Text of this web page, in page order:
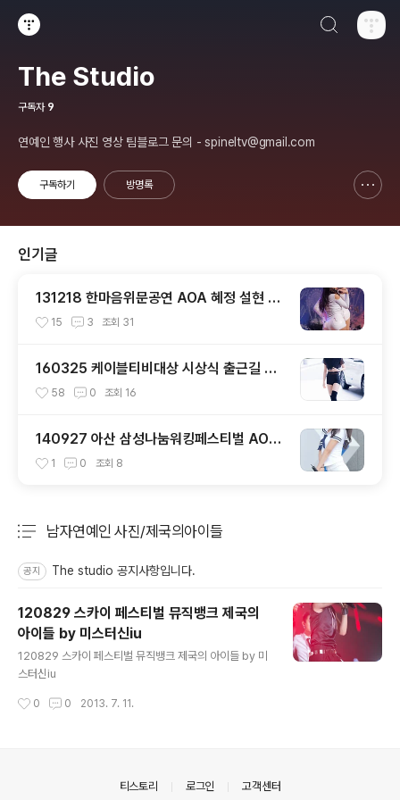
The Studio
구독자 9
연예인 행사 사진 영상 팀블로그 문의 - spineltv@gmail.com
구독하기 방명록
인기글
131218 한마음위문공연 AOA 혜정 설현 직
캠 by 스피넬
15 3 조회 31
160325 케이블티비대상 시상식 출근길 트
와이스 직찍 by 스피넬
58 0 조회 16
140927 아산 삼성나눔워킹페스티벌 AOA
설현 직캠
1 0 조회 8
남자연예인 사진/제국의아이들
공지 The studio 공지사항입니다.
120829 스카이 페스티벌 뮤직뱅크 제국의
아이들 by 미스터신iu
120829 스카이 페스티벌 뮤직뱅크 제국의 아이들 by 미
스터신iu
0 0 2013. 7. 11.
티스토리 로그인 고객센터